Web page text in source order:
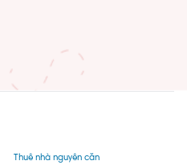
Thuê nhà nguyên căn